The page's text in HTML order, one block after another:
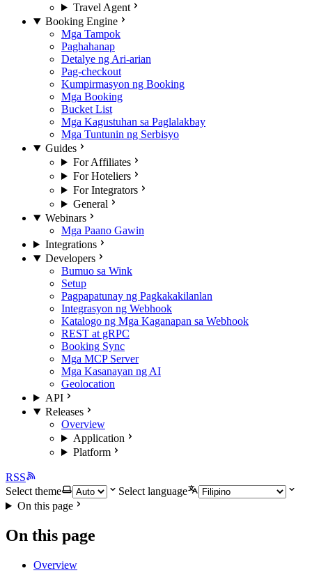
Travel Agent
Booking Engine
Mga Tampok
Paghahanap
Detalye ng Ari-arian
Pag-checkout
Kumpirmasyon ng Booking
Mga Booking
Bucket List
Mga Kagustuhan sa Paglalakbay
Mga Tuntunin ng Serbisyo
Guides
For Affiliates
For Hoteliers
For Integrators
General
Webinars
Mga Paano Gawin
Integrations
Developers
Bumuo sa Wink
Setup
Pagpapatunay ng Pagkakakilanlan
Integrasyon ng Webhook
Katalogo ng Mga Kaganapan sa Webhook
REST at gRPC
Booking Sync
Mga MCP Server
Mga Kasanayan ng AI
Geolocation
API
Releases
Overview
Application
Platform
RSS
Select theme
Select language
On this page
On this page
Overview